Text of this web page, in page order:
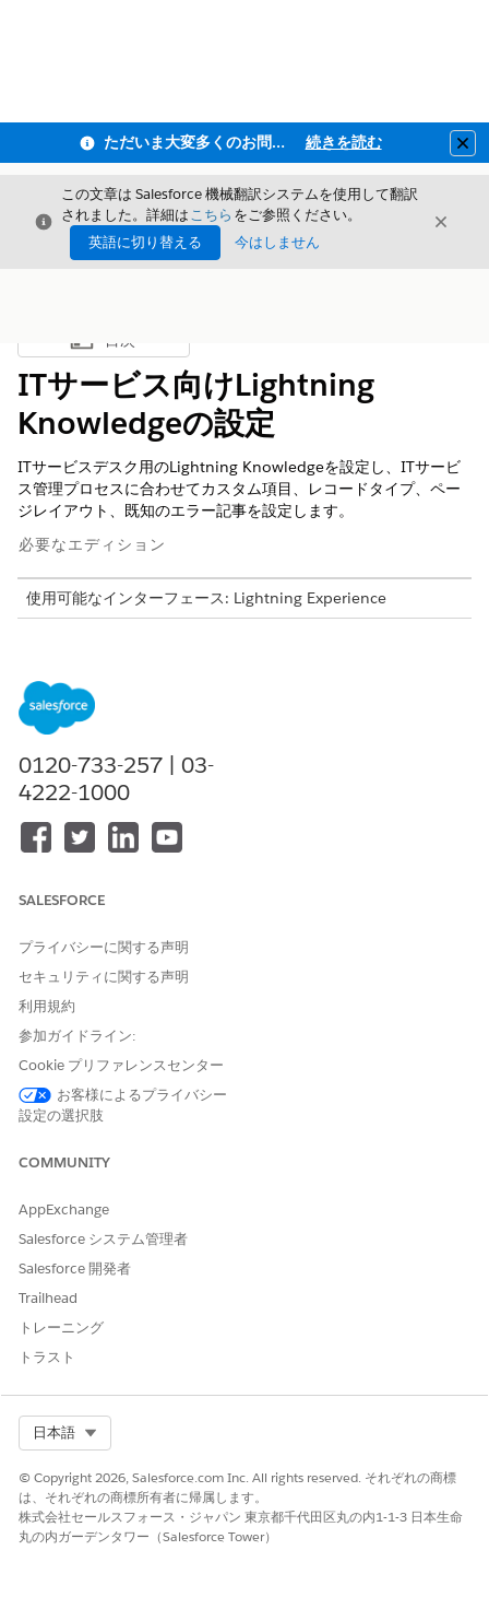
ただいま大変多くのお問い合わせをいただいており、ご連絡までにお時間を頂戴しております 続きを読む
閉じる
この文章は Salesforce 機械翻訳システムを使用して翻訳
されました。詳細はこちら をご参照ください。
英語に切り替える
今はしません
閉じる
目次を表示
目次
ITサービス向けLightning
Knowledgeの設定
ITサービスデスク用のLightning Knowledgeを設定し、ITサービ
ス管理プロセスに合わせてカスタム項目、レコードタイプ、ペー
ジレイアウト、既知のエラー記事を設定します。
必要なエディション
使用可能なインターフェース: Lightning Experience
Edition。
ITサービスのLightning Knowledgeの有効化
すばやく設定します。次に、ITサポート チームにLightning
Knowledgeへのアクセス権を付与します。Salesforce
す。
ITサービス組織をカスタマイズするには、Knowledgeオブジ
問題、解決策などの重要な情報を取得します。
IT サービスナレッジ記事のカスタムレコードタイプの作成
レコードタイプを使用して、ITサービスのさまざまなタイプの
Knowledge記事を整理します。一意のレイアウトと指定され
た項目を使用して、各記事タイプを調整します。これにより、
既知のエラー、トラブルシューティングガイド、操作方法な
ど、さまざまなサポートシナリオのコンテンツ構造が最適化さ
れます。
さまざまな IT Service Knowledge 記事のページレイアウトの
トを作成してカスタマイズし、IT担当者に最も関連性の高い情
報が表示されるようにします。ページレイアウトでは、ユーザ
ーが Knowledge 記事を作成または参照するときに表示される
項目、セクション、およびアクションを定義します。
IT サービスの既知のエラー記事の設定
既知のエラー、根本原因、回避策を取得する記事タイプと項目
から直接 [既知のエラー] 記事を作成できるようにします。こ
れにより、今後のトラブルシューティングが容易になり、イン
シデントの解決が向上します。
この記事で問題は解決されましたか?
0120-733-257 | 03-
4222-1000
SALESFORCE
プライバシーに関する声明
セキュリティに関する声明
利用規約
参加ガイドライン:
Cookie プリファレンスセンター
お客様によるプライバシー
設定の選択肢
COMMUNITY
AppExchange
Salesforce システム管理者
Salesforce 開発者
Trailhead
トレーニング
トラスト
日本語
© Copyright 2026, Salesforce.com Inc. All rights reserved. それぞれの商標
は、それぞれの商標所有者に帰属します。
株式会社セールスフォース・ジャパン 東京都千代田区丸の内1-1-3 日本生命
丸の内ガーデンタワー（Salesforce Tower）